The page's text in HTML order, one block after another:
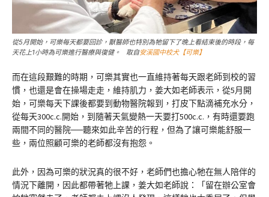
從5月開始，可樂每天都要回診，獸醫師也特別為牠留下了晚上看結束後的時段，每
天花上1小時為可樂進行醫療與復健。 取自安溪國中校犬【可樂】
而在這段艱難的時期，可樂其實也一直維持著每天跟老師到校的習
慣，也還是會在操場走走，維持肌力，姜大如老師表示，從5月開
始，可樂每天下課後都要到動物醫院報到，打皮下點滴補充水分，
從每天300c.c.開始，到隨著天氣變熱一天要打500c.c.，有時還要跑
兩間不同的醫院──聽來如此辛苦的行程，但為了讓可樂能舒服一
些，兩位照顧可樂的老師都沒有抱怨。
此外，因為可樂的狀況真的很不好，老師們也擔心牠在無人陪伴的
情況下離開，因此都帶著牠上課，姜大如老師說：「留在辦公室會